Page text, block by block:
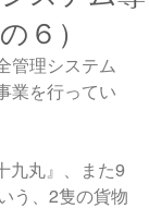
６）
管理システム
業を行ってい
九丸』、また9
う、2隻の貨物